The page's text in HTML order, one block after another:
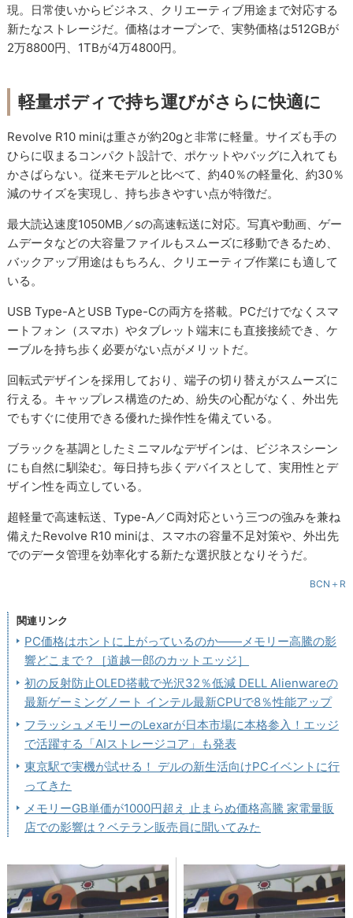
現。日常使いからビジネス、クリエーティブ用途まで対応する
新たなストレージだ。価格はオープンで、実勢価格は512GBが
2万8800円、1TBが4万4800円。
軽量ボディで持ち運びがさらに快適に
Revolve R10 miniは重さが約20gと非常に軽量。サイズも手の
ひらに収まるコンパクト設計で、ポケットやバッグに入れても
かさばらない。従来モデルと比べて、約40％の軽量化、約30％
減のサイズを実現し、持ち歩きやすい点が特徴だ。
最大読込速度1050MB／sの高速転送に対応。写真や動画、ゲー
ムデータなどの大容量ファイルもスムーズに移動できるため、
バックアップ用途はもちろん、クリエーティブ作業にも適して
いる。
USB Type-AとUSB Type-Cの両方を搭載。PCだけでなくスマ
ートフォン（スマホ）やタブレット端末にも直接接続でき、ケ
ーブルを持ち歩く必要がない点がメリットだ。
回転式デザインを採用しており、端子の切り替えがスムーズに
行える。キャップレス構造のため、紛失の心配がなく、外出先
でもすぐに使用できる優れた操作性を備えている。
ブラックを基調としたミニマルなデザインは、ビジネスシーン
にも自然に馴染む。毎日持ち歩くデバイスとして、実用性とデ
ザイン性を両立している。
超軽量で高速転送、Type-A／C両対応という三つの強みを兼ね
備えたRevolve R10 miniは、スマホの容量不足対策や、外出先
でのデータ管理を効率化する新たな選択肢となりそうだ。
BCN＋R
関連リンク
PC価格はホントに上がっているのか――メモリー高騰の影
響どこまで？［道越一郎のカットエッジ］
初の反射防止OLED搭載で光沢32％低減 DELL Alienwareの
最新ゲーミングノート インテル最新CPUで8％性能アップ
フラッシュメモリーのLexarが日本市場に本格参入！エッジ
で活躍する「AIストレージコア」も発表
東京駅で実機が試せる！ デルの新生活向けPCイベントに行
ってきた
メモリーGB単価が1000円超え 止まらぬ価格高騰 家電量販
店での影響は？ベテラン販売員に聞いてみた